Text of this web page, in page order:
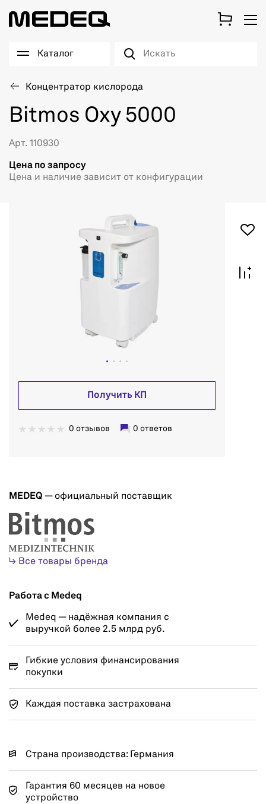
Каталог
Концентратор кислорода
Bitmos Oxy 5000
Арт. 110930
Цена по запросу
Цена и наличие зависит от конфигурации
Получить КП
0 отзывов 0 ответов
MEDEQ — официальный поставщик
↳ Все товары бренда
Работа с Medeq
Medeq — надёжная компания с
выручкой более 2.5 млрд руб.
Гибкие условия финансирования
покупки
Каждая поставка застрахована
Страна производства: Германия
Гарантия 60 месяцев на новое
устройство